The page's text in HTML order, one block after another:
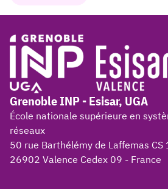
Grenoble INP - Esisar, UGA
École nationale supérieure en
réseaux
50 rue Barthélémy de Laffemas CS
26902 Valence Cedex 09 - France